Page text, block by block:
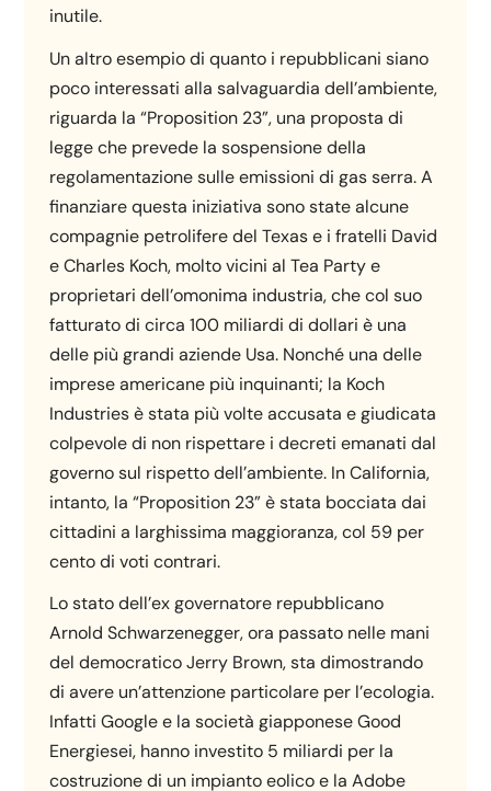
inutile.
Un altro esempio di quanto i repubblicani siano
poco interessati alla salvaguardia dell’ambiente,
riguarda la “Proposition 23”, una proposta di
legge che prevede la sospensione della
regolamentazione sulle emissioni di gas serra. A
finanziare questa iniziativa sono state alcune
compagnie petrolifere del Texas e i fratelli David
e Charles Koch, molto vicini al Tea Party e
proprietari dell’omonima industria, che col suo
fatturato di circa 100 miliardi di dollari è una
delle più grandi aziende Usa. Nonché una delle
imprese americane più inquinanti; la Koch
Industries è stata più volte accusata e giudicata
colpevole di non rispettare i decreti emanati dal
governo sul rispetto dell’ambiente. In California,
intanto, la “Proposition 23” è stata bocciata dai
cittadini a larghissima maggioranza, col 59 per
cento di voti contrari.
Lo stato dell’ex governatore repubblicano
Arnold Schwarzenegger, ora passato nelle mani
del democratico Jerry Brown, sta dimostrando
di avere un’attenzione particolare per l’ecologia.
Infatti Google e la società giapponese Good
Energiesei, hanno investito 5 miliardi per la
costruzione di un impianto eolico e la Adobe